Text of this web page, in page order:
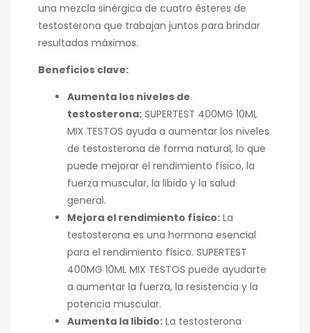
una mezcla sinérgica de cuatro ésteres de
testosterona que trabajan juntos para brindar
resultados máximos.
Beneficios clave:
Aumenta los niveles de
testosterona: SUPERTEST 400MG 10ML
MIX TESTOS ayuda a aumentar los niveles
de testosterona de forma natural, lo que
puede mejorar el rendimiento físico, la
fuerza muscular, la libido y la salud
general.
Mejora el rendimiento físico: La
testosterona es una hormona esencial
para el rendimiento físico. SUPERTEST
400MG 10ML MIX TESTOS puede ayudarte
a aumentar la fuerza, la resistencia y la
potencia muscular.
Aumenta la libido: La testosterona